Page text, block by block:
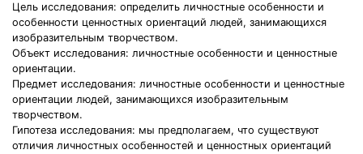
Цель исследования: определить личностные особенности и
особенности ценностных ориентаций людей, занимающихся
изобразительным творчеством.
Объект исследования: личностные особенности и ценностные
ориентации.
Предмет исследования: личностные особенности и ценностные
ориентации людей, занимающихся изобразительным
творчеством.
Гипотеза исследования: мы предполагаем, что существуют
отличия личностных особенностей и ценностных ориентаций